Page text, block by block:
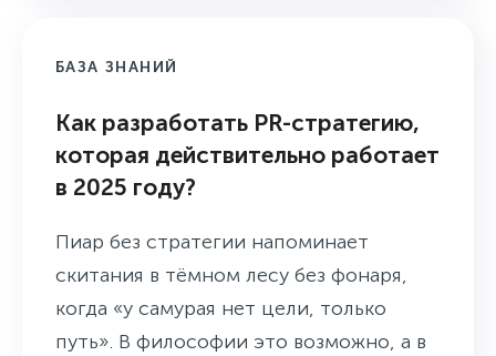
БАЗА ЗНАНИЙ
Как разработать PR-стратегию,
которая действительно работает
в 2025 году?
Пиар без стратегии напоминает
скитания в тёмном лесу без фонаря,
когда «у самурая нет цели, только
путь». В философии это возможно, а в